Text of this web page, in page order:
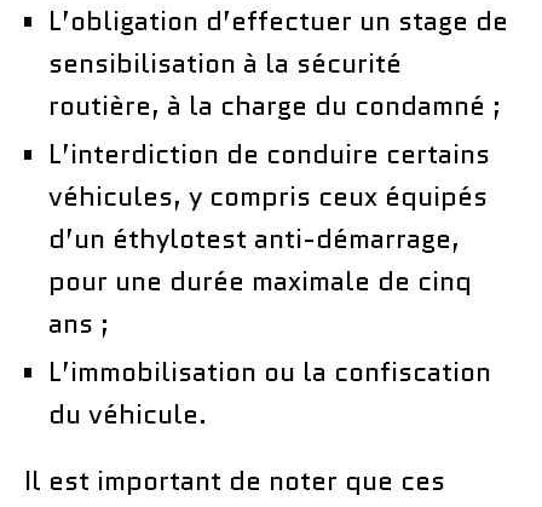
L’obligation d’effectuer un stage de
sensibilisation à la sécurité
routière, à la charge du condamné ;
L’interdiction de conduire certains
véhicules, y compris ceux équipés
d’un éthylotest anti-démarrage,
pour une durée maximale de cinq
ans ;
L’immobilisation ou la confiscation
du véhicule.
Il est important de noter que ces